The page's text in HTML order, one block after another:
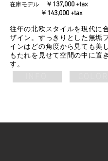
往年の北欧スタイルを現代に
ザイン。すっきりとした無垢
インはどの角度から見ても美
もたれを見せて空間の中に置
す。
在庫モデル ￥ 137,000 +tax
￥ 143,000 +tax